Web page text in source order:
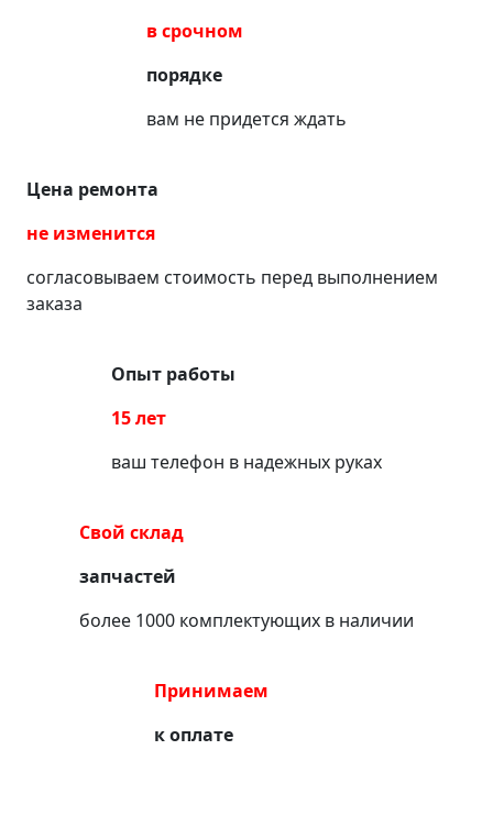
в срочном
порядке
вам не придется ждать
Цена ремонта
не изменится
согласовываем стоимость перед выполнением
заказа
Опыт работы
15 лет
ваш телефон в надежных руках
Свой склад
запчастей
более 1000 комплектующих в наличии
Принимаем
к оплате